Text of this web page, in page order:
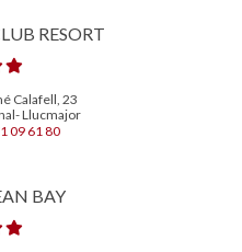
RESORT
Calafell, 23
Llucmajor
09 61 80
BAY